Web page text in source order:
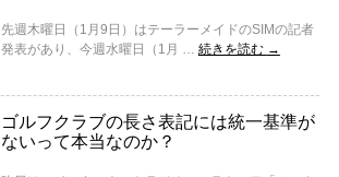
先週木曜日（1月9日）はテーラーメイドのSIMの記者
発表があり、今週水曜日（1月 … 続きを読む →
ゴルフクラブの長さ表記には統一基準が
ないって本当なのか？